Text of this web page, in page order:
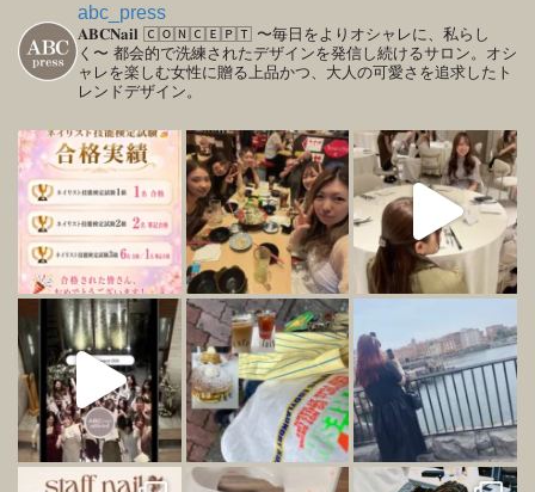
abc_press
𝐀𝐁𝐂𝐍𝐚𝐢𝐥 🄲🄾🄽🄲🄴🄿🅃 〜毎日をよりオシャレに、私らし
く〜 都会的で洗練されたデザインを発信し続けるサロン。オシ
ャレを楽しむ女性に贈る上品かつ、大人の可愛さを追求したト
レンドデザイン。